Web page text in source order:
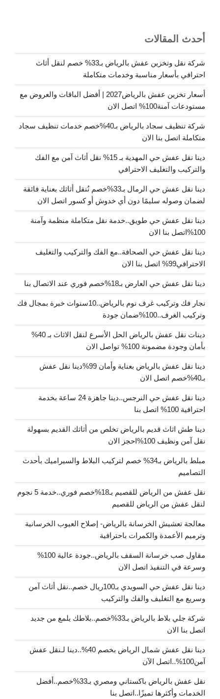
أحدث المقالات
شركة نقل وتخزين عفش بالرياض بـ33% خصم لنقل أثاث
احترافي بأسعار مناسبة وخدمات متكاملة
أسعار تخزين عفش بالرياض2027 | أفضل الباقات والعروض مع
مستودعات آمنة100% اتصل الان
شركة تنظيف سجاد بالرياض بـ40%خصم خدمات تنظيف سجاد
متكاملة اتصل بنا الان
دينا نقل عفش حي المهدية بـ 15% نقل أثاث آمن مع الفك
والتركيب والتغليف الاحترافي
دينا نقل عفش حي الرمال بـ33%خصم نُنقل أثاثك بعناية فائقة
لضمان وصوله سليمًا دون أي خدوش أو كسور اتصل الان
دينا نقل عفش حي طويق..خدمة نقل متكاملة منظمة وآمنة
100%اتصل بنا الان
دينا نقل عفش حي الصحافة..مع الفك والتركيب والتغليف
الاحترافي99% اتصل بنا الان
دينا نقل عفش حي العارض بـ18%خصم فوري عند الاتصال بنا
نجار فك وتركيب غرف نوم بالرياض..10سنوات خبرة بمجال فك
وتركيب الغرف..100%ضمان جودة
دينات نقل عفش بالرياض الحل الأسرع لنقل الاثاث بـ 40%
بأمان وجودة مضمونة 100% تواصل الان
دينا نقل عفش بالرياض بعناية وأمان 99%دينا نقل عفش
بـ40%خصم اتصل الان
دينا نقل عفش حي النرجس..دينا جاهزة 24 ساعة بخدمة
احترافية 100% اتصل بنا
دينا طش اثاث قديم بالرياض تخلص من أثاثك القديم بسهولة
نقل آمن ونظيف 100%احجز الان
مبلط بالرياض بـ34% خصم لتركيب البلاط والسيراميك بأحدث
التصاميم
نقل عفش من الرياض للقصيم بـ18%خصم فوري..خدمة 5 نجوم
لنقل عفش من الرياض للقصيم
معالجة تعشيش الخرسانة بالرياض- إصلاح العيوب الخرسانية
وترميم الأعمدة والكمرات باحترافية
مقاول صب خرسانة السقف بالرياض..جودة عالية 100%
وسرعة في التنفيذ اتصل الان
دينا نقل عفش حي السويدي بـ100ريال خصم..نقل أثاث آمن
وسريع مع التغليف والفك والتركيب
شركة جلي بلاط بالرياض بـ33%خصم..بلاطك يلمع من جديد
اتصل بنا الان
دينا نقل عفش شمال الرياض بخصم 40%..دينا لـنقل عفش
آمن100%..اتصل الآن
نقل عفش بالرياض باكستاني ومصري بـ33%خصم..أفضل
الخدمات وأكثرها تميزًا..اتصل بنا